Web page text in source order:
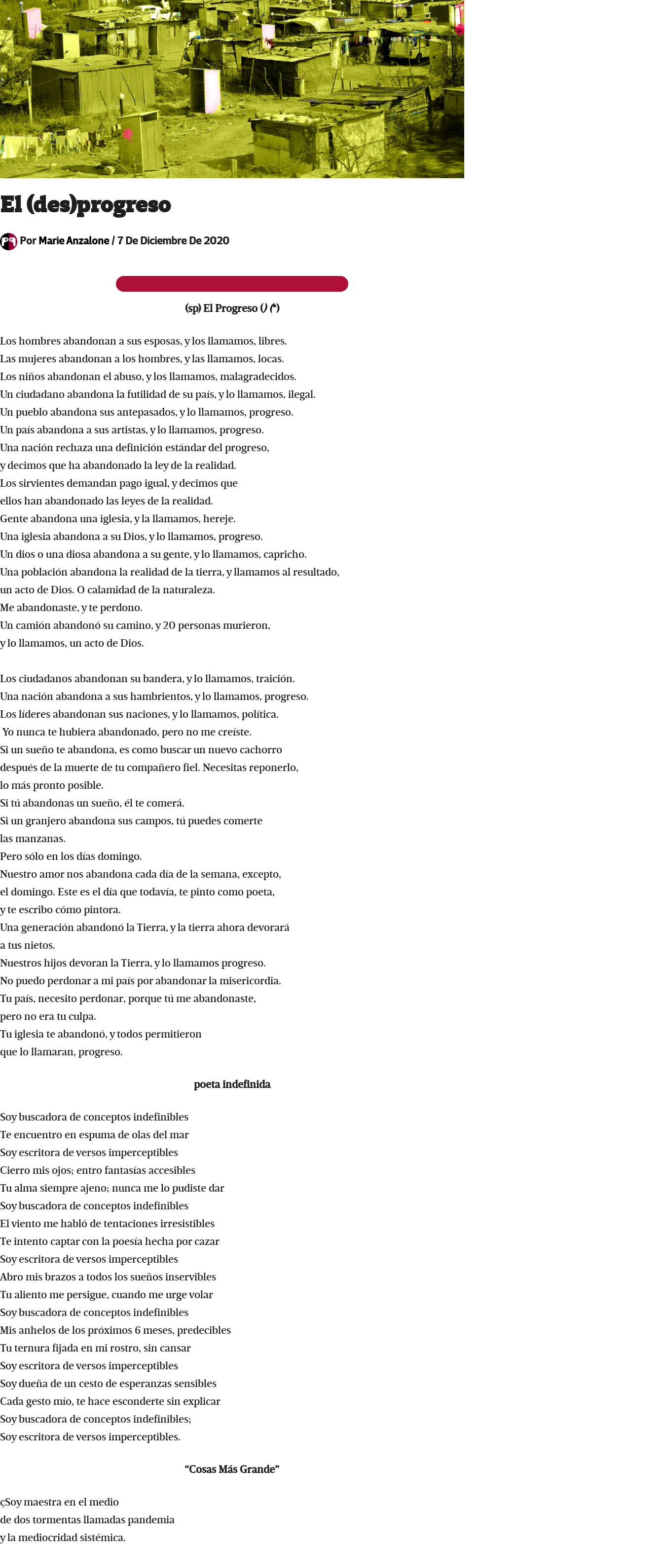
El (des)progreso
PorMarie Anzalone/7 De Diciembre De 2020
(sp) El Progreso () (*)
Los hombres abandonan a sus esposas, y los llamamos, libres.
Las mujeres abandonan a los hombres, y las llamamos, locas.
Los niños abandonan el abuso, y los llamamos, malagradecidos.
Un ciudadano abandona la futilidad de su país, y lo llamamos, ilegal.
Un pueblo abandona sus antepasados, y lo llamamos, progreso.
Un país abandona a sus artistas, y lo llamamos, progreso.
Una nación rechaza una definición estándar del progreso,
y decimos que ha abandonado la ley de la realidad.
Los sirvientes demandan pago igual, y decimos que
ellos han abandonado las leyes de la realidad.
Gente abandona una iglesia, y la llamamos, hereje.
Una iglesia abandona a su Dios, y lo llamamos, progreso.
Un dios o una diosa abandona a su gente, y lo llamamos, capricho.
Una población abandona la realidad de la tierra, y llamamos al resultado,
un acto de Dios. O calamidad de la naturaleza.
Me abandonaste, y te perdono.
Un camión abandonó su camino, y 20 personas murieron,
y lo llamamos, un acto de Dios.
Los ciudadanos abandonan su bandera, y lo llamamos, traición.
Una nación abandona a sus hambrientos, y lo llamamos, progreso.
Los líderes abandonan sus naciones, y lo llamamos, política.
Yo nunca te hubiera abandonado, pero no me creíste.
Si un sueño te abandona, es como buscar un nuevo cachorro
después de la muerte de tu compañero fiel. Necesitas reponerlo,
lo más pronto posible.
Si tú abandonas un sueño, él te comerá.
Si un granjero abandona sus campos, tú puedes comerte
las manzanas.
Pero sólo en los días domingo.
Nuestro amor nos abandona cada día de la semana, excepto,
el domingo. Este es el día que todavía, te pinto como poeta,
y te escribo cómo pintora.
Una generación abandonó la Tierra, y la tierra ahora devorará
a tus nietos.
Nuestros hijos devoran la Tierra, y lo llamamos progreso.
No puedo perdonar a mi país por abandonar la misericordia.
Tu país, necesito perdonar, porque tú me abandonaste,
pero no era tu culpa.
Tu iglesia te abandonó, y todos permitieron
que lo llamaran, progreso.
poeta indefinida
Soy buscadora de conceptos indefinibles
Te encuentro en espuma de olas del mar
Soy escritora de versos imperceptibles
Cierro mis ojos; entro fantasías accesibles
Tu alma siempre ajeno; nunca me lo pudiste dar
Soy buscadora de conceptos indefinibles
El viento me habló de tentaciones irresistibles
Te intento captar con la poesía hecha por cazar
Soy escritora de versos imperceptibles
Abro mis brazos a todos los sueños inservibles
Tu aliento me persigue, cuando me urge volar
Soy buscadora de conceptos indefinibles
Mis anhelos de los próximos 6 meses, predecibles
Tu ternura fijada en mi rostro, sin cansar
Soy escritora de versos imperceptibles
Soy dueña de un cesto de esperanzas sensibles
Cada gesto mío, te hace esconderte sin explicar
Soy buscadora de conceptos indefinibles;
Soy escritora de versos imperceptibles.
“Cosas Más Grande”
çSoy maestra en el medio
de dos tormentas llamadas pandemia
y la mediocridad sistémica.